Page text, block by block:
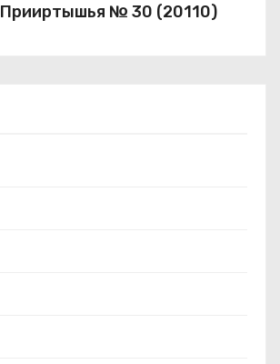
№ 30 (20110)